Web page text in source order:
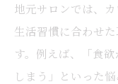
地元サロンでは、
生活習慣に合わせ
す。例えば、「食
しまう」といった